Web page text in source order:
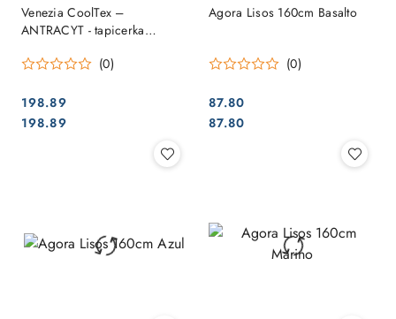
Venezia CoolTex –
ANTRACYT - tapicerka
wodę
(0)
Cena:
198.89
Cena:
198.89
Agora Lisos 160cm Basalto
(0)
Cena:
87.80
Cena:
87.80